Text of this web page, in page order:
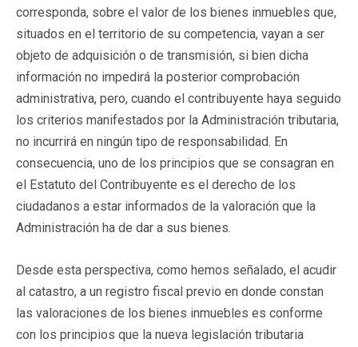
corresponda, sobre el valor de los bienes inmuebles que,
situados en el territorio de su competencia, vayan a ser
objeto de adquisición o de transmisión, si bien dicha
información no impedirá la posterior comprobación
administrativa, pero, cuando el contribuyente haya seguido
los criterios manifestados por la Administración tributaria,
no incurrirá en ningún tipo de responsabilidad. En
consecuencia, uno de los principios que se consagran en
el Estatuto del Contribuyente es el derecho de los
ciudadanos a estar informados de la valoración que la
Administración ha de dar a sus bienes.
Desde esta perspectiva, como hemos señalado, el acudir
al catastro, a un registro fiscal previo en donde constan
las valoraciones de los bienes inmuebles es conforme
con los principios que la nueva legislación tributaria